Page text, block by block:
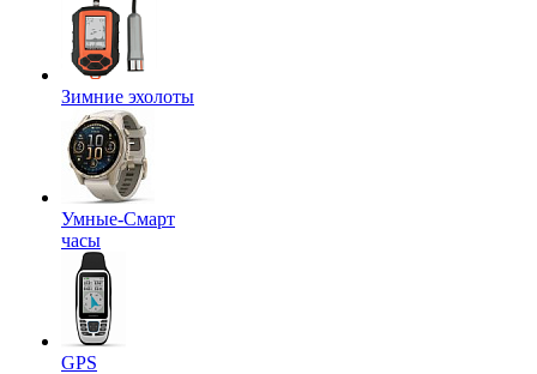
Зимние эхолоты
Умные-Смарт
часы
GPS